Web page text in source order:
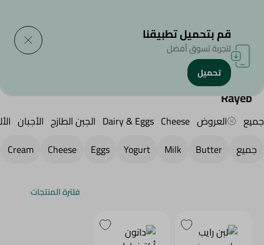
الرئيسية /الجبن,منتجات الألبان والبيض
Rayeb
جميع العروض Cheese
Dairy & Eggs الجبن الطازج الأجبان
جميع
Butter
Milk
Yogurt
Eggs
Cheese
Cream
فلترة المنتجات
قم بتحميل تطبيقنا
لتجربة تسوق أفضل
تحميل